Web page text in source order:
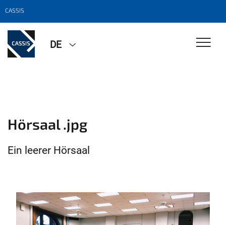
CASSIS
DE
Hörsaal .jpg
Ein leerer Hörsaal